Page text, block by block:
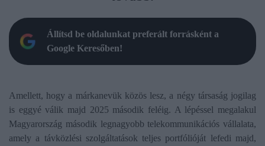
Állítsd be oldalunkat preferált forrásként a
Google Keresőben!
Amellett, hogy a márkanevük közös lesz, a négy társaság jogilag
is eggyé válik majd 2025 második feléig. A lépéssel megalakul
Magyarország második legnagyobb telekommunikációs vállalata,
amely a távközlési szolgáltatások teljes portfólióját lefedi majd,